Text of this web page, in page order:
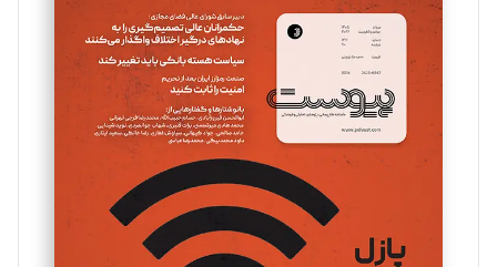
سروش کرمیان
تحریریه
مینا پاکدل
یسنا امان‌پور